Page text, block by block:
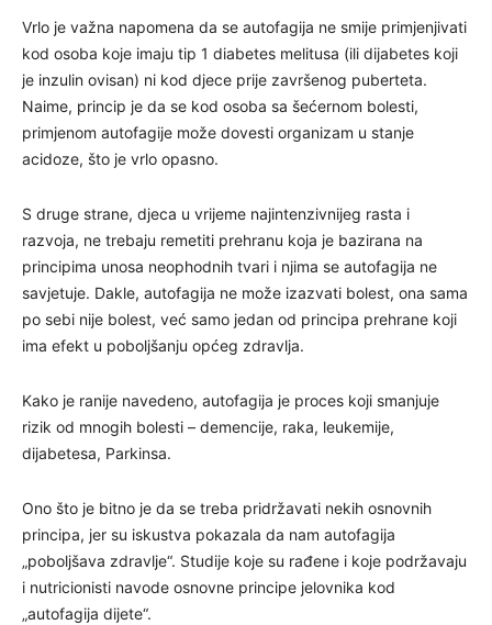
Vrlo je važna napomena da se autofagija ne smije primjenjivati
kod osoba koje imaju tip 1 diabetes melitusa (ili dijabetes koji
je inzulin ovisan) ni kod djece prije završenog puberteta.
Naime, princip je da se kod osoba sa šećernom bolesti,
primjenom autofagije može dovesti organizam u stanje
acidoze, što je vrlo opasno.
S druge strane, djeca u vrijeme najintenzivnijeg rasta i
razvoja, ne trebaju remetiti prehranu koja je bazirana na
principima unosa neophodnih tvari i njima se autofagija ne
savjetuje. Dakle, autofagija ne može izazvati bolest, ona sama
po sebi nije bolest, već samo jedan od principa prehrane koji
ima efekt u poboljšanju općeg zdravlja.
Kako je ranije navedeno, autofagija je proces koji smanjuje
rizik od mnogih bolesti – demencije, raka, leukemije,
dijabetesa, Parkinsa.
Ono što je bitno je da se treba pridržavati nekih osnovnih
principa, jer su iskustva pokazala da nam autofagija
„poboljšava zdravlje“. Studije koje su rađene i koje podržavaju
i nutricionisti navode osnovne principe jelovnika kod
„autofagija dijete“.